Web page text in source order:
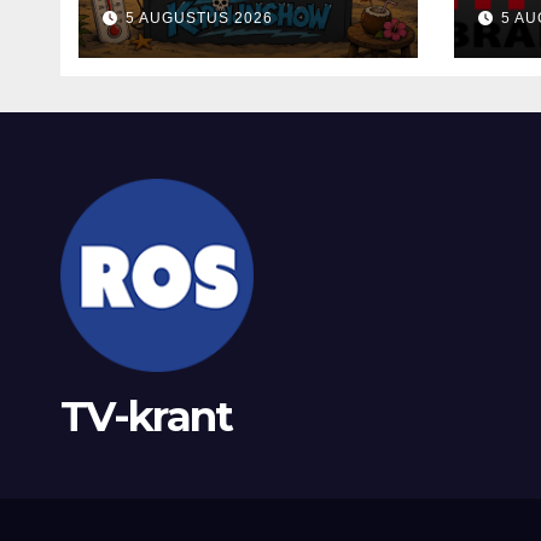
5 AUGUSTUS 2026 5
TV-krant